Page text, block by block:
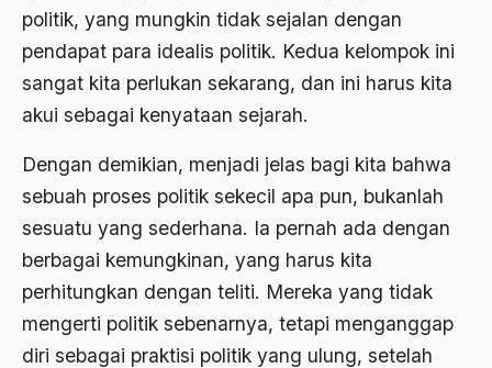
politik, yang mungkin tidak sejalan dengan
pendapat para idealis politik. Kedua kelompok ini
sangat kita perlukan sekarang, dan ini harus kita
akui sebagai kenyataan sejarah.
Dengan demikian, menjadi jelas bagi kita bahwa
sebuah proses politik sekecil apa pun, bukanlah
sesuatu yang sederhana. Ia pernah ada dengan
berbagai kemungkinan, yang harus kita
perhitungkan dengan teliti. Mereka yang tidak
mengerti politik sebenarnya, tetapi menganggap
diri sebagai praktisi politik yang ulung, setelah
Allah
ALmanak
Alternatif Moral
Alternatif Politis
Alumni Sayid Al-Maliki
Alvin W. Gouldner
Amangkurat
Amar Ma'ruf Nahi Munkar